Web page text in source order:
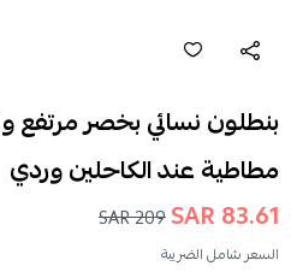
بنطلون نسائي بخصر مرتفع
مطاطية عند الكاحلين وردي
83.61 SAR
209 SAR
السعر شامل الضريبة